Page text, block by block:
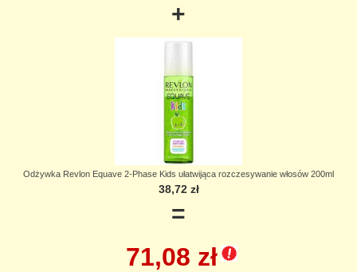
+
=
Odżywka Revlon Equave 2-Phase Kids ułatwijąca rozczesywanie włosów 200ml
38,72 zł
71,08 zł